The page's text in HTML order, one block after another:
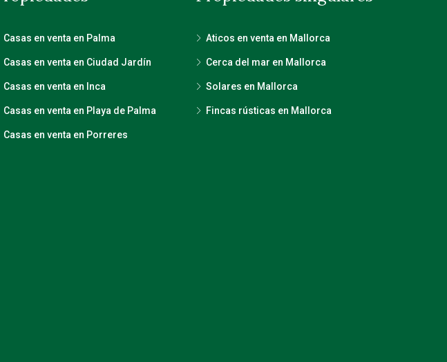
Casas en venta en Palma
Casas en venta en Ciudad Jardín
Casas en venta en Inca
Casas en venta en Playa de Palma
Casas en venta en Porreres
Aticos en venta en Mallorca
Cerca del mar en Mallorca
Solares en Mallorca
Fincas rústicas en Mallorca